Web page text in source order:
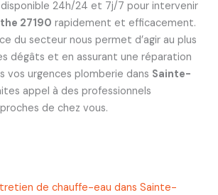
24h/24 et 7j/7 pour intervenir
27190 rapidement et efficacement.
du secteur nous permet d’agir au plus
dégâts et en assurant une réparation
vos urgences plomberie dans Sainte-
appel à des professionnels
de chez vous.
de chauffe-eau dans Sainte-